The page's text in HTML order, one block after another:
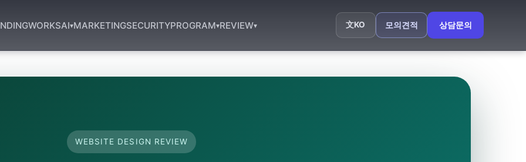
WORKSAI▾MARKETINGSECURITYPROGRAM▾REVIEW▾ 文KO 모의견적 상담문의
WEBSITE DESIGN REVIEW